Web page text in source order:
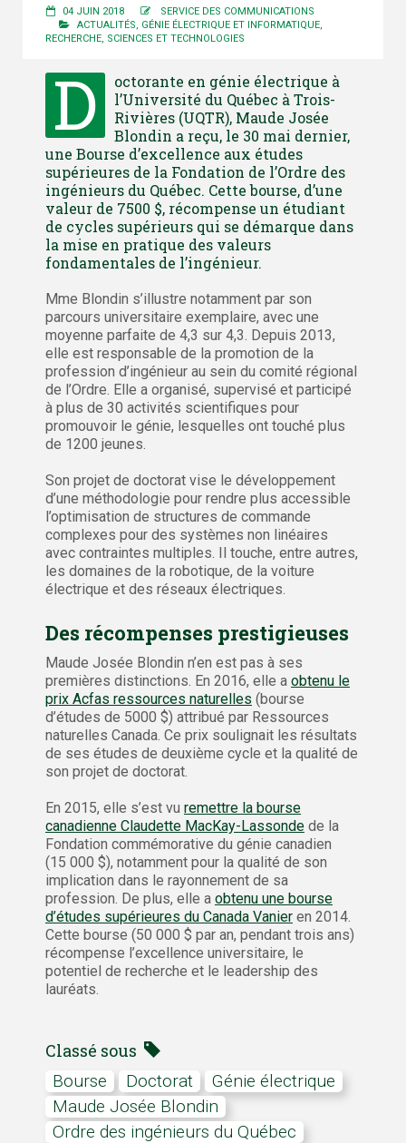
04 JUIN 2018
SERVICE DES COMMUNICATIONS
ACTUALITÉS, GÉNIE ÉLECTRIQUE ET INFORMATIQUE,
RECHERCHE, SCIENCES ET TECHNOLOGIES
D
octorante en génie électrique à
l’Université du Québec à Trois-
Rivières (UQTR), Maude Josée
Blondin a reçu, le 30 mai dernier,
une Bourse d’excellence aux études
supérieures de la Fondation de l’Ordre des
ingénieurs du Québec. Cette bourse, d’une
valeur de 7500 $, récompense un étudiant
de cycles supérieurs qui se démarque dans
la mise en pratique des valeurs
fondamentales de l’ingénieur.
Mme Blondin s’illustre notamment par son
parcours universitaire exemplaire, avec une
moyenne parfaite de 4,3 sur 4,3. Depuis 2013,
elle est responsable de la promotion de la
profession d’ingénieur au sein du comité régional
de l’Ordre. Elle a organisé, supervisé et participé
à plus de 30 activités scientifiques pour
promouvoir le génie, lesquelles ont touché plus
de 1200 jeunes.
Son projet de doctorat vise le développement
d’une méthodologie pour rendre plus accessible
l’optimisation de structures de commande
complexes pour des systèmes non linéaires
avec contraintes multiples. Il touche, entre autres,
les domaines de la robotique, de la voiture
électrique et des réseaux électriques.
Des récompenses prestigieuses
Maude Josée Blondin n’en est pas à ses
premières distinctions. En 2016, elle a obtenu le
prix Acfas ressources naturelles (bourse
d’études de 5000 $) attribué par Ressources
naturelles Canada. Ce prix soulignait les résultats
de ses études de deuxième cycle et la qualité de
son projet de doctorat.
En 2015, elle s’est vu remettre la bourse
canadienne Claudette MacKay-Lassonde de la
Fondation commémorative du génie canadien
(15 000 $), notamment pour la qualité de son
implication dans le rayonnement de sa
profession. De plus, elle a obtenu une bourse
d’études supérieures du Canada Vanier en 2014.
Cette bourse (50 000 $ par an, pendant trois ans)
récompense l’excellence universitaire, le
potentiel de recherche et le leadership des
lauréats.
Classé sous
Bourse doctorat
Génie électrique
Maude Josée Blondin
Ordre des ingénieurs du Québec